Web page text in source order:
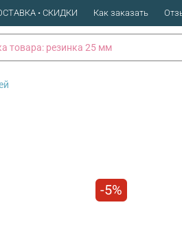
• СКИДКИ Как заказать
-5%